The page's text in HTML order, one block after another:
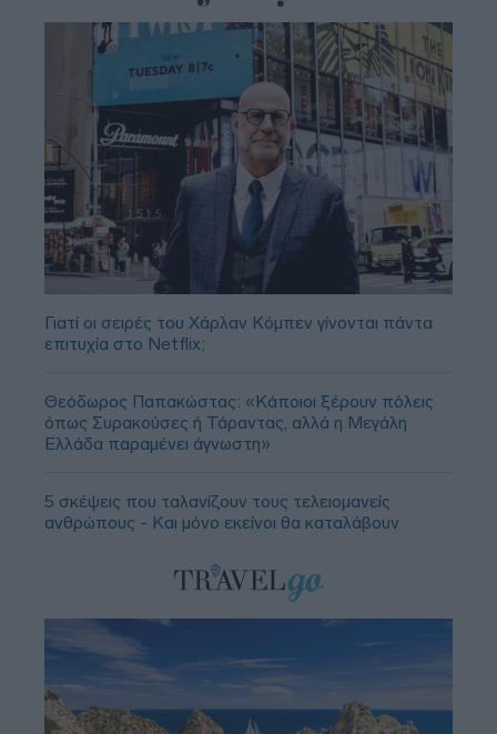
Γιατί οι σειρές του Χάρλαν Κόμπεν γίνονται πάντα
επιτυχία στο Netflix;
Θεόδωρος Παπακώστας: «Κάποιοι ξέρουν πόλεις
όπως Συρακούσες ή Τάραντας, αλλά η Μεγάλη
Ελλάδα παραμένει άγνωστη»
5 σκέψεις που ταλανίζουν τους τελειομανείς
ανθρώπους - Και μόνο εκείνοι θα καταλάβουν